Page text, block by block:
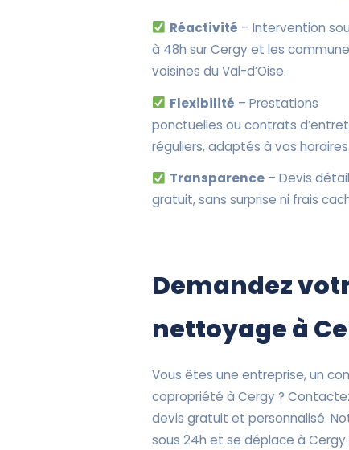
Réactivité – Intervention
à 48h sur Cergy et les
voisines du Val-d’Oise.
Flexibilité – Prestations
ponctuelles ou contrats
réguliers, adaptés à vos horaires.
Transparence– Devis
gratuit, sans surprise ni frais
Demandez
nettoyage à
Vous êtes une entreprise, un
copropriété à Cergy ?
devis gratuit et personnalisé.
sous 24h et se déplace à